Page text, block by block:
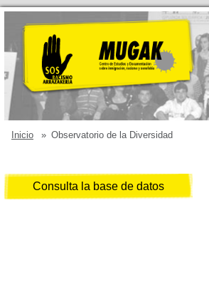
Inicio » Observatorio de la Diversidad
Consulta la base de datos